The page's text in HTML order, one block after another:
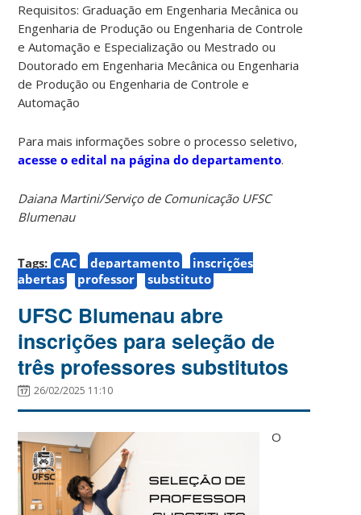
Requisitos: Graduação em Engenharia Mecânica ou
Engenharia de Produção ou Engenharia de Controle
e Automação e Especialização ou Mestrado ou
Doutorado em Engenharia Mecânica ou Engenharia
de Produção ou Engenharia de Controle e
Automação
Para mais informações sobre o processo seletivo,
acesse o edital na página do departamento.
Daiana Martini/Serviço de Comunicação UFSC
Blumenau
Tags: CAC departamento
inscrições
abertas
professor substituto
UFSC Blumenau abre
inscrições para seleção de
três professores substitutos
26/02/2025 11:10
O